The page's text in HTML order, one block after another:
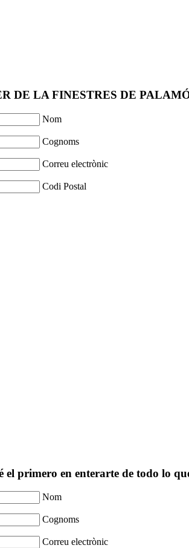
DE LA FINESTRES DE
Nom
Cognoms
Correu electrònic
Codi Postal
el primero en enterarte de todo lo
Nom
Cognoms
Correu electrònic